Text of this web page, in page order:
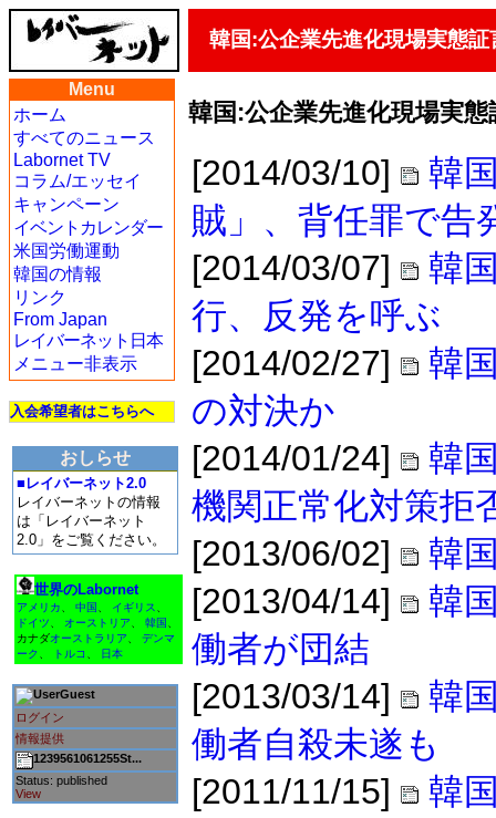
韓国:公企業先進化現場実態証
Menu
ホーム
すべてのニュース
Labornet TV
コラム/エッセイ
キャンペーン
イベントカレンダー
米国労働運動
韓国の情報
リンク
From Japan
レイバーネット日本
メニュー非表示
入会希望者はこちらへ
おしらせ
■レイバーネット2.0
レイバーネットの情報
は「レイバーネット
2.0」をご覧ください。
世界のLabornet
アメリカ 中国 イギリス
ドイツ
オーストリア 韓国
カナダオーストラリア
デンマ
ーク
トルコ 日本
Guest
ログイン
情報提供
1239561061255St...
Status: published
View
韓国:公企業先進化現場実態
[2014/03/10]
韓
賊」、背任罪で告
[2014/03/07]
韓
行、反発を呼ぶ
[2014/02/27]
韓
の対決か
[2014/01/24]
韓
機関正常化対策拒
[2013/06/02]
韓
[2013/04/14]
韓
働者が団結
[2013/03/14]
韓
働者自殺未遂も
[2011/11/15]
韓